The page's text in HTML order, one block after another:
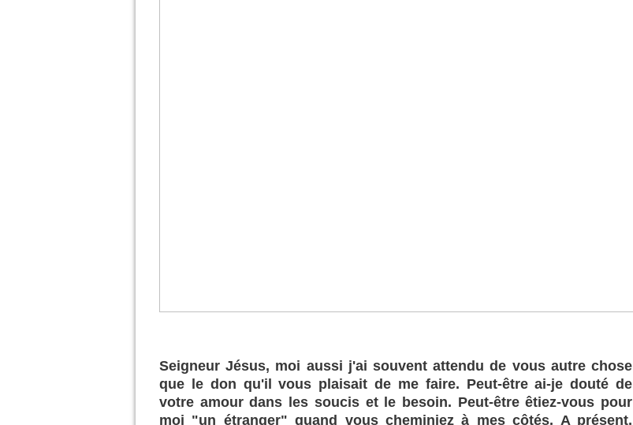
Seigneur Jésus, moi aussi j'ai souvent attendu de vous autre chose
que le don qu'il vous plaisait de me faire. Peut-être ai-je douté de
votre amour dans les soucis et le besoin. Peut-être êtiez-vous pour
moi "un étranger" quand vous cheminiez à mes côtés. A présent,